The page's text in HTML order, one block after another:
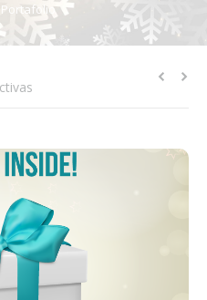
Portafolio
la sorpresa!